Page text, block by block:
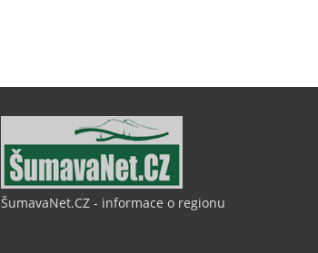
ŠumavaNet.CZ - informace o regionu